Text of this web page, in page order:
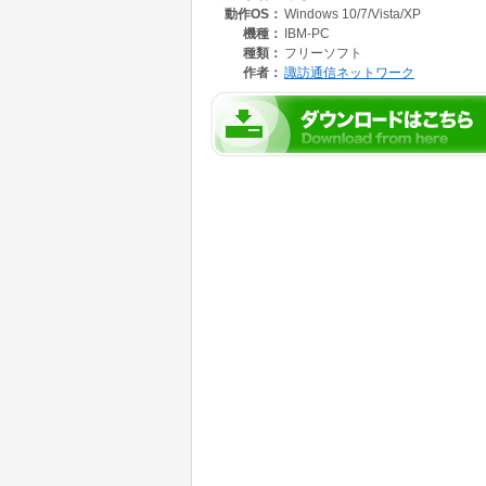
Version1.10 より インタフェース社 CANイン
Version1.15 より 29bit CAN （拡張CAN）に対
Version1.19 より Kvaser社 CANデバイスに対
ソフトウェアの概要やＦＡＱはホームページに
https://www.suwatsu.com/product/MiruCAN.htm
動作OS： Windows 10/7/Vista/XP
機種：
IBM-PC
種類： フリーソフト
作者： 諏訪通信ネットワーク